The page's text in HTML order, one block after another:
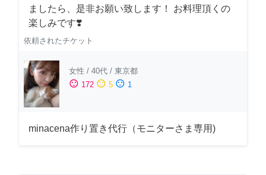
ましたら、是非お願い致します！ お料理頂くの
楽しみです❣️
依頼されたチケット
女性 / 40代 / 東京都
sentiment_satisfied 172 sentiment_neutral 5 sentiment_dissatisfied 1
minacena作り置き代行（モニターさま専用)